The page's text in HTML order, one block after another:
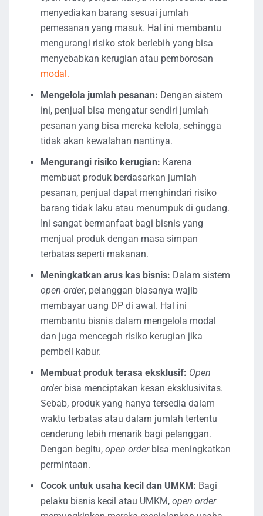
menyediakan barang sesuai jumlah
pemesanan yang masuk. Hal ini membantu
mengurangi risiko stok berlebih yang bisa
menyebabkan kerugian atau pemborosan
modal.
Mengelola jumlah pesanan: Dengan sistem
ini, penjual bisa mengatur sendiri jumlah
pesanan yang bisa mereka kelola, sehingga
tidak akan kewalahan nantinya.
Mengurangi risiko kerugian: Karena
membuat produk berdasarkan jumlah
pesanan, penjual dapat menghindari risiko
barang tidak laku atau menumpuk di gudang.
Ini sangat bermanfaat bagi bisnis yang
menjual produk dengan masa simpan
terbatas seperti makanan.
Meningkatkan arus kas bisnis: Dalam sistem
open order, pelanggan biasanya wajib
membayar uang DP di awal. Hal ini
membantu bisnis dalam mengelola modal
dan juga mencegah risiko kerugian jika
pembeli kabur.
Membuat produk terasa eksklusif: Open
orderbisa menciptakan kesan eksklusivitas.
Sebab, produk yang hanya tersedia dalam
waktu terbatas atau dalam jumlah tertentu
cenderung lebih menarik bagi pelanggan.
Dengan begitu, open orderbisa meningkatkan
permintaan.
Cocok untuk usaha kecil dan UMKM: Bagi
pelaku bisnis kecil atau UMKM, open order